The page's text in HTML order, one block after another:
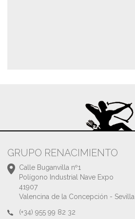
GRUPO RENACIMIENTO
Calle Buganvilla nº1
Polígono Industrial Nave Expo
41907
Valencina de la Concepción - Sevilla
(+34) 955 99 82 32